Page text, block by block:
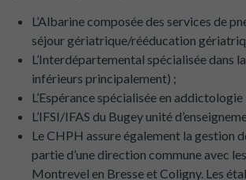
L’Albarine composée des services de
séjour gériatrique/rééducation
L’Interdépartemental spécialisée dans
inférieurs principalement) ;
L’Espérance spécialisée en addictologie
L’IFSI/IFAS du Bugey unité
Le CHPH assure également la gestion
partie d’une direction commune avec
Montrevel en Bresse et Coligny. Les